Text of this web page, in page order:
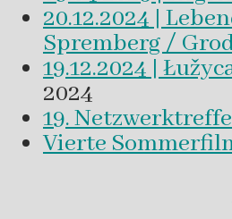
20.12.2024 |
Spremberg /
19.12.2024 |
2024
19.
Vierte